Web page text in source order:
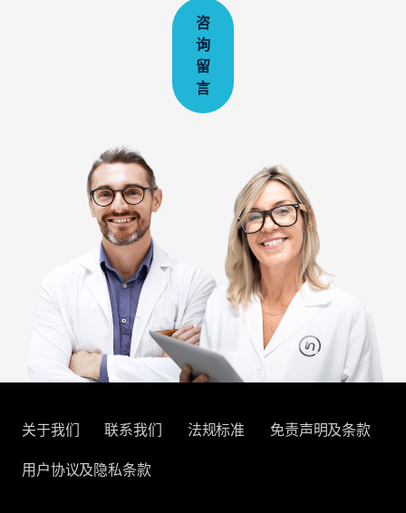
咨
询
留
言
关于我们 联系我们 法规标准 免责声明及条款
用户协议及隐私条款